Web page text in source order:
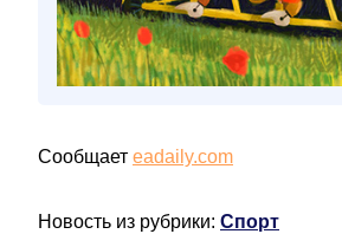
Сообщает eadaily.com
Новость из рубрики: Спорт